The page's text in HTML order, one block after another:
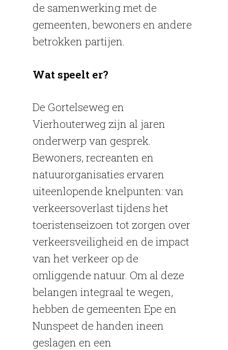
de samenwerking met de
gemeenten, bewoners en andere
betrokken partijen.
Wat speelt er?
De Gortelseweg en
Vierhouterweg zijn al jaren
onderwerp van gesprek.
Bewoners, recreanten en
natuurorganisaties ervaren
uiteenlopende knelpunten: van
verkeersoverlast tijdens het
toeristenseizoen tot zorgen over
verkeersveiligheid en de impact
van het verkeer op de
omliggende natuur. Om al deze
belangen integraal te wegen,
hebben de gemeenten Epe en
Nunspeet de handen ineen
geslagen en een